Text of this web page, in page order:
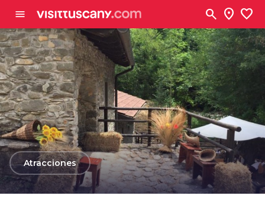
menu search location_on favorite
arrow_backAtracciones